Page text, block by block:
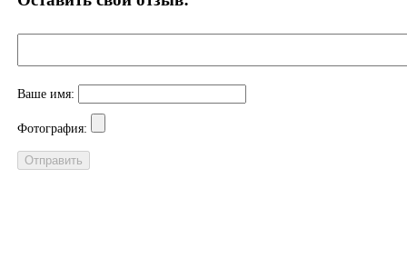
Ваше имя:
Фотография: